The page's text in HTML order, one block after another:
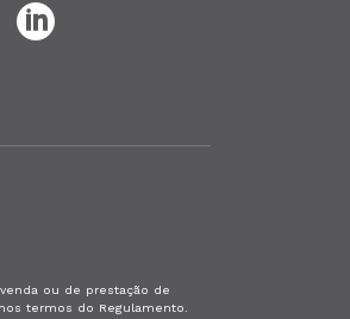
ou de prestação de
termos do Regulamento.